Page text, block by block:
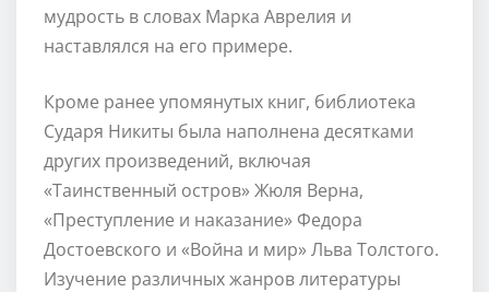
мудрость в словах Марка Аврелия и
наставлялся на его примере.
Кроме ранее упомянутых книг, библиотека
Сударя Никиты была наполнена десятками
других произведений, включая
«Таинственный остров» Жюля Верна,
«Преступление и наказание» Федора
Достоевского и «Война и мир» Льва Толстого.
Изучение различных жанров литературы